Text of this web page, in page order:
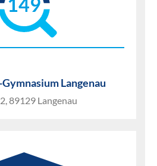
Langenau
89129 Langenau